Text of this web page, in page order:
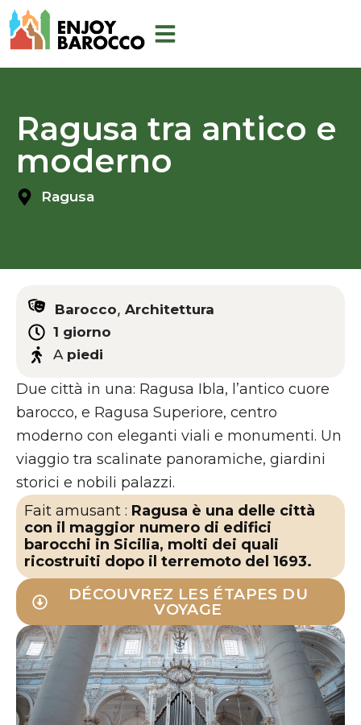
Aller
au
Ragusa tra antico e
moderno
Ragusa
Barocco, Architettura
1 giorno
A piedi
Due città in una: Ragusa Ibla, l’antico cuore
barocco, e Ragusa Superiore, centro
moderno con eleganti viali e monumenti. Un
viaggio tra scalinate panoramiche, giardini
storici e nobili palazzi.
Fait amusant : Ragusa è una delle città
con il maggior numero di edifici
barocchi in Sicilia, molti dei quali
ricostruiti dopo il terremoto del 1693.
DÉCOUVREZ LES ÉTAPES DU
VOYAGE